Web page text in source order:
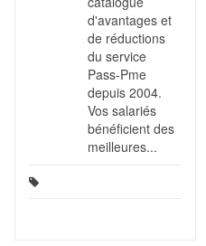
d'avantages et
de réductions
du service
Pass-Pme
depuis 2004.
Vos salariés
bénéficient des
meilleures...